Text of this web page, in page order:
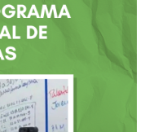
COM
É
EM
DE